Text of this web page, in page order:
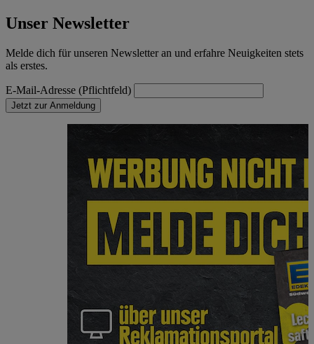
Unser Newsletter
Melde dich für unseren Newsletter an und erfahre Neuigkeiten stets
als erstes.
E-Mail-Adresse (Pflichtfeld)
Jetzt zur Anmeldung